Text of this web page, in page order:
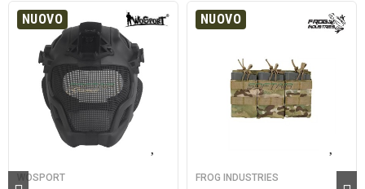
NUOVO
WOSPORT
NUOVO
FROG INDUSTRIES